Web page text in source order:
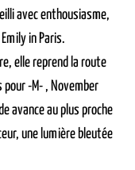
avec enthousiasme,
in Paris.
elle reprend la route
-M- , November
avance au plus proche
une lumière bleutée